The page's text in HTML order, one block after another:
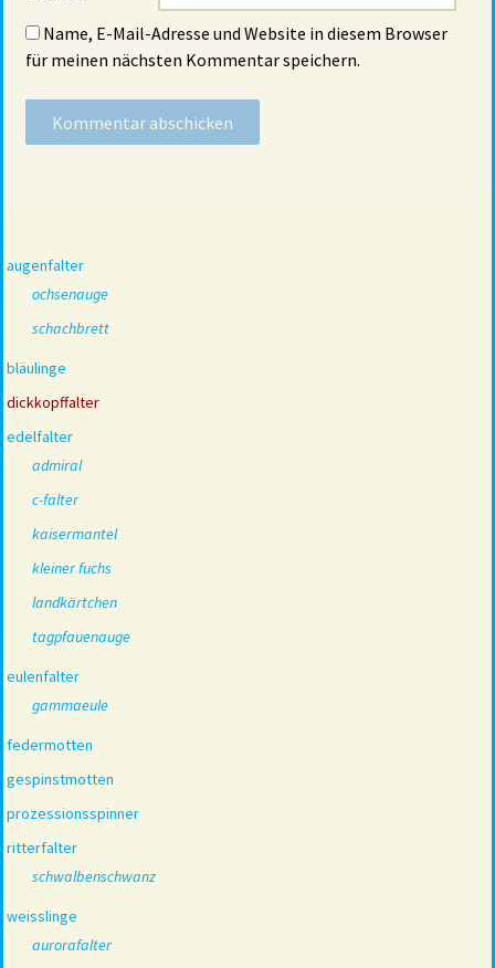
Name, E-Mail-Adresse und Website in diesem Browser
für meinen nächsten Kommentar speichern.
augenfalter
ochsenauge
schachbrett
bläulinge
dickkopffalter
edelfalter
admiral
c-falter
kaisermantel
kleiner fuchs
landkärtchen
tagpfauenauge
eulenfalter
gammaeule
federmotten
gespinstmotten
prozessionsspinner
ritterfalter
schwalbenschwanz
weisslinge
aurorafalter